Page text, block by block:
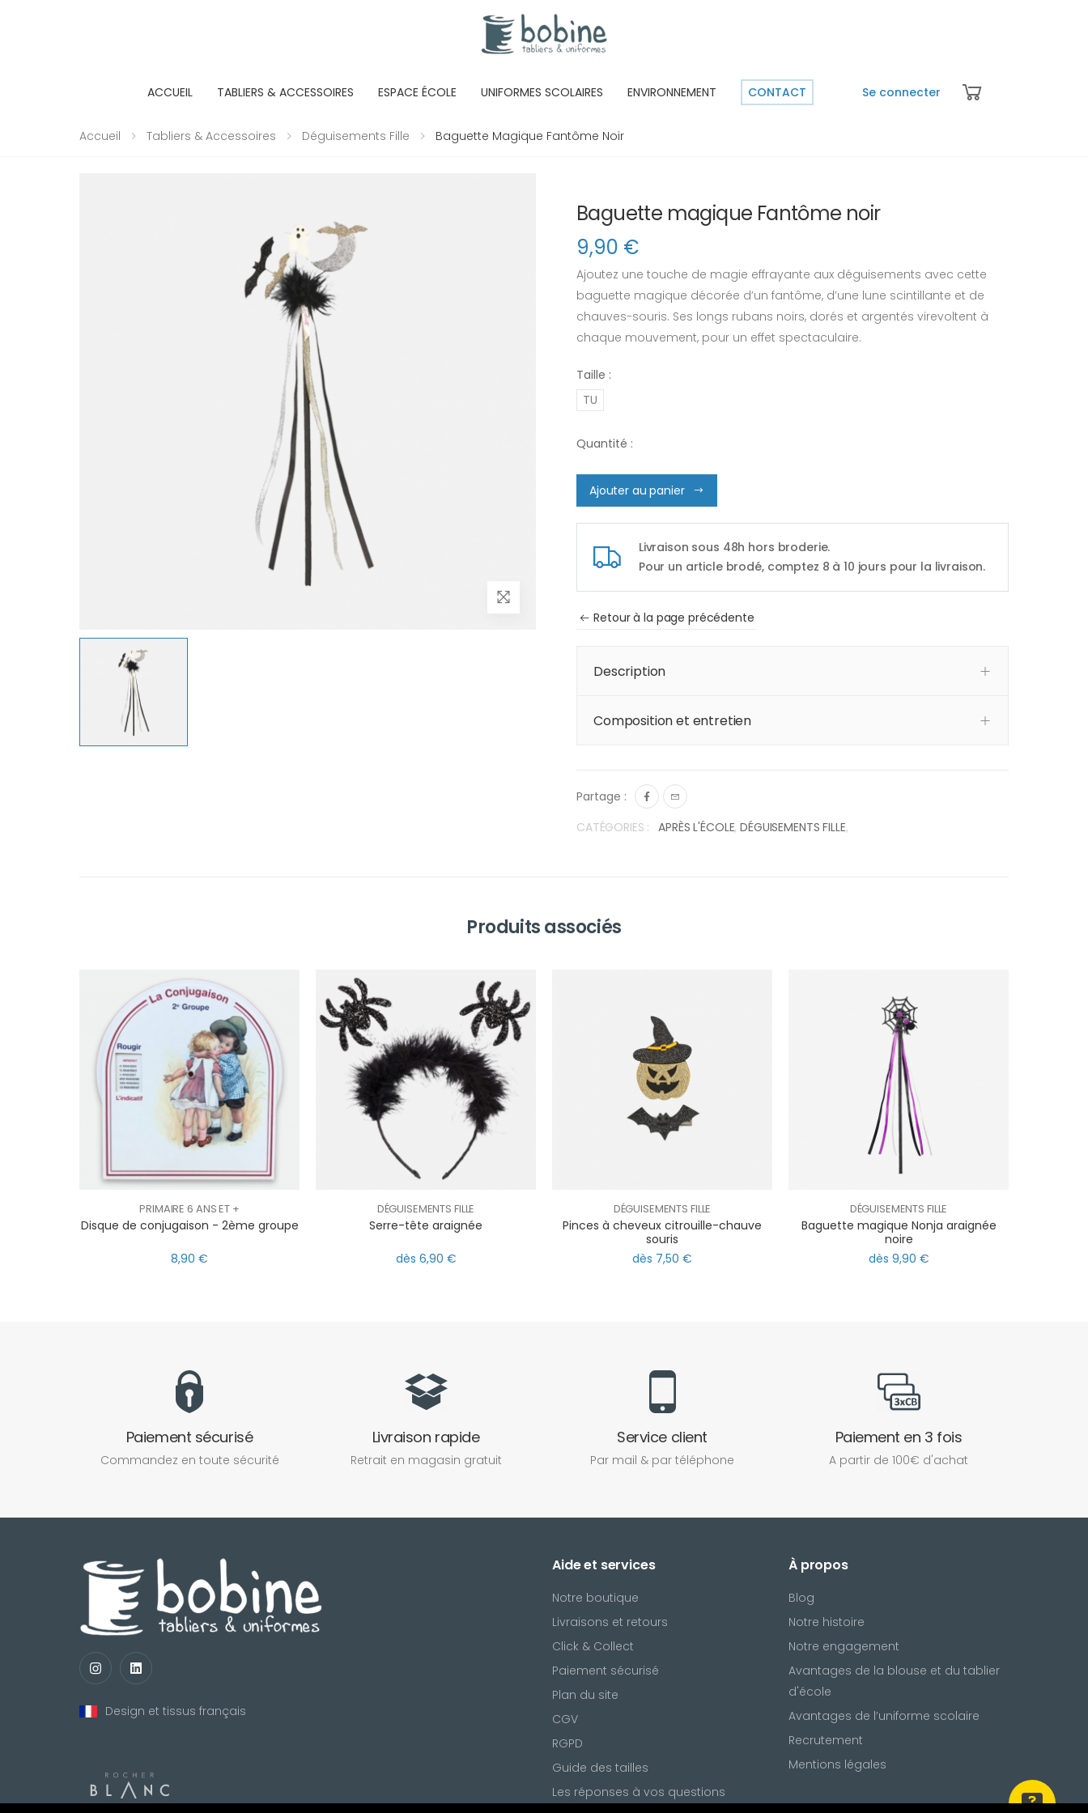
ACCUEIL TABLIERS & ACCESSOIRES ESPACE ÉCOLE UNIFORMES SCOLAIRES ENVIRONNEMENT CONTACT Se connecter
Accueil Tabliers & Accessoires Déguisements Fille Baguette Magique Fantôme Noir
Baguette magique Fantôme noir
9,90 €
Ajoutez une touche de magie effrayante aux déguisements avec cette
baguette magique décorée d’un fantôme, d’une lune scintillante et de
chauves-souris. Ses longs rubans noirs, dorés et argentés virevoltent à
chaque mouvement, pour un effet spectaculaire.
Taille :
TU
Quantité :
Ajouter au panier
Livraison sous 48h hors broderie.
Pour un article brodé, comptez 8 à 10 jours pour la livraison.
Retour à la page précédente
Description
Composition et entretien
Partage :
CATÉGORIES :
APRÈS L'ÉCOLE,DÉGUISEMENTS FILLE,
Produits associés
PRIMAIRE 6 ANS ET +
Disque de conjugaison - 2ème groupe
8,90 €
DÉGUISEMENTS FILLE
Serre-tête araignée
dès 6,90 €
DÉGUISEMENTS FILLE
Pinces à cheveux citrouille-chauve
souris
dès 7,50 €
DÉGUISEMENTS FILLE
Baguette magique Nonja araignée
noire
dès 9,90 €
Paiement sécurisé
Commandez en toute sécurité
Livraison rapide
Retrait en magasin gratuit
Service client
Par mail & par téléphone
Paiement en 3 fois
A partir de 100€ d'achat
Design et tissus français
Aide et services
Notre boutique
Livraisons et retours
Click & Collect
Paiement sécurisé
Plan du site
CGV
RGPD
Guide des tailles
Les réponses à vos questions
À propos
Blog
Notre histoire
Notre engagement
Avantages de la blouse et du tablier
d'école
Avantages de l’uniforme scolaire
Recrutement
Mentions légales
Noty